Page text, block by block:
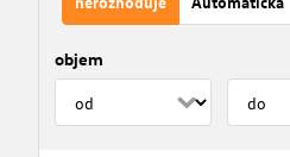
objem